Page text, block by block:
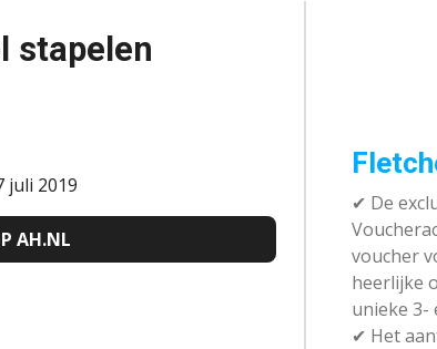
stapelen
juli 2019
AH.NL
✔ De
voucher
heerlijke
unieke 3-
✔ Het